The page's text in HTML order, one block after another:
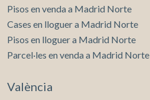
Pisos en venda a Madrid Norte
Cases en lloguer a Madrid Norte
Pisos en lloguer a Madrid Norte
Parcel·les en venda a Madrid Norte
València